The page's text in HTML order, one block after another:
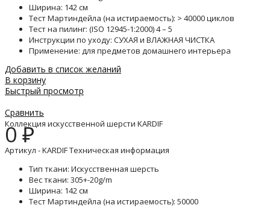
Ширина: 142 см
Тест Мартиндейла (на истираемость): > 40000 циклов
Тест на пилинг: (ISO 12945-1:2000) 4 – 5
Инструкции по уходу: СУХАЯ и ВЛАЖНАЯ ЧИСТКА
Применение: для предметов домашнего интерьера
Добавить в список желаний
В корзину
Быстрый просмотр
Сравнить
Коллекция искусственной шерсти KARDIF
0₽
Артикул - KARDIF Техническая информация
Тип ткани: Искусственная шерсть
Вес ткани: 305+-20g/m
Ширина: 142 см
Тест Мартиндейла (на истираемость): 50000